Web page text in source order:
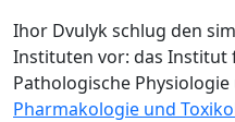
Ihor Dvulyk schlug den
Instituten vor: das Institut
Pathologische Physiologie
Pharmakologie und